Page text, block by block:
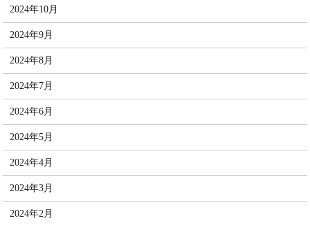
2024年10月
2024年9月
2024年8月
2024年7月
2024年6月
2024年5月
2024年4月
2024年3月
2024年2月